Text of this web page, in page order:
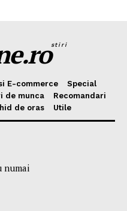
stiri
E-commerce
Special
de munca
Recomandari
de oras Utile
numai